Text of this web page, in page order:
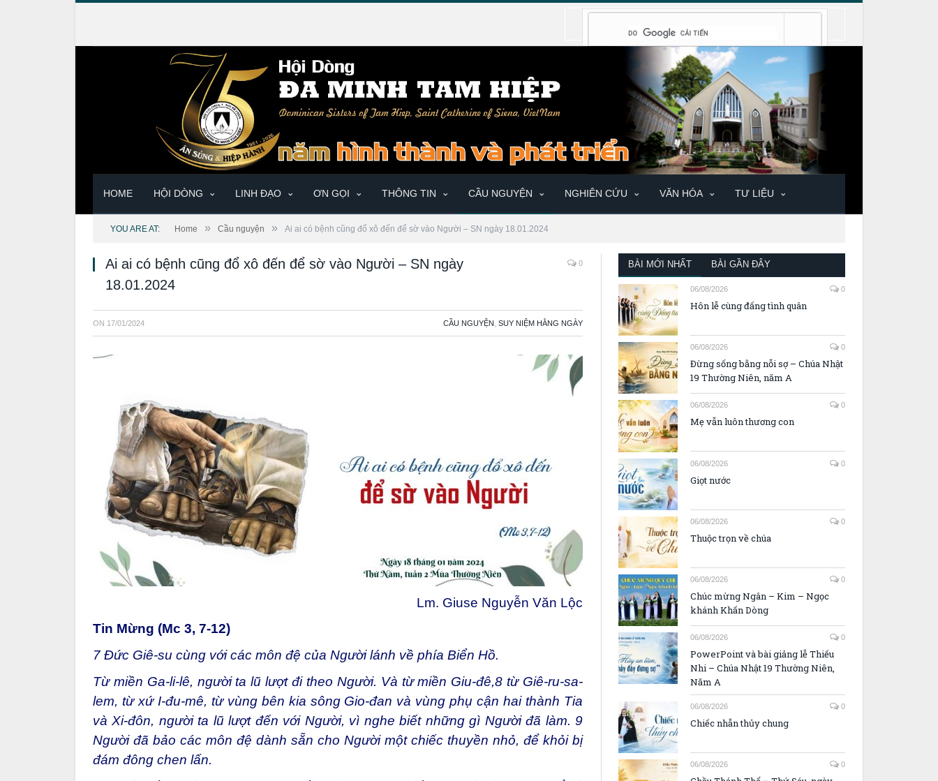
HOME HỘI DÒNG LINH ĐẠO ƠN GỌI THÔNG TIN CẦU NGUYỆN NGHIÊN CỨU VĂN HÓA TƯ LIỆU
YOU ARE AT: Home » Cầu nguyện » Ai ai có bệnh cũng đổ xô đến để sờ vào Người – SN ngày 18.01.2024
Ai ai có bệnh cũng đổ xô đến để sờ vào Người – SN ngày
18.01.2024
0
ON 17/01/2024 CẦU NGUYỆN SUY NIỆM HẰNG NGÀY
Lm. Giuse Nguyễn Văn Lộc
Tin Mừng (Mc 3, 7-12)
7 Đức Giê-su cùng với các môn đệ của Người lánh về phía Biển Hồ.
Từ miền Ga-li-lê, người ta lũ lượt đi theo Người. Và từ miền Giu-đê,8 từ Giê-ru-sa-
lem, từ xứ I-đu-mê, từ vùng bên kia sông Gio-đan và vùng phụ cận hai thành Tia
và Xi-đôn, người ta lũ lượt đến với Người, vì nghe biết những gì Người đã làm. 9
Người đã bảo các môn đệ dành sẵn cho Người một chiếc thuyền nhỏ, để khỏi bị
đám đông chen lấn.
BÀI MỚI NHẤT BÀI GẦN ĐÂY
06/08/2026 0
Hôn lễ cùng đấng tình quân
06/08/2026 0
Đừng sống bằng nỗi sợ – Chúa Nhật
19 Thường Niên, năm A
06/08/2026 0
Mẹ vẫn luôn thương con
06/08/2026 0
Giọt nước
06/08/2026 0
Thuộc trọn về chúa
06/08/2026 0
Chúc mừng Ngân – Kim – Ngọc
khánh Khấn Dòng
06/08/2026 0
PowerPoint và bài giảng lễ Thiếu
Nhi – Chúa Nhật 19 Thường Niên,
Năm A
06/08/2026 0
Chiếc nhẫn thủy chung
06/08/2026 0